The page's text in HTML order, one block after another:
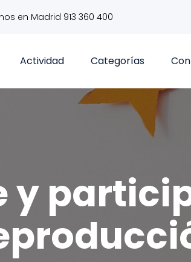
en Madrid 913 360 400
Actividad Categorías
y